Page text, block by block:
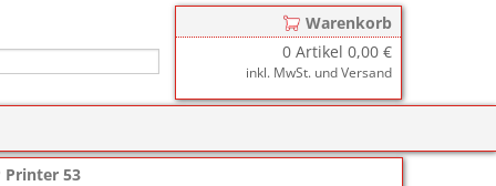
Warenkorb
0Artikel 0,00 €
inkl. MwSt. und Versand
für COLOP Printer
Printer 53